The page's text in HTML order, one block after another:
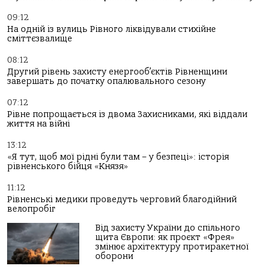
09:12
На одній із вулиць Рівного ліквідували стихійне
сміттєзвалище
08:12
Другий рівень захисту енергооб’єктів Рівненщини
завершать до початку опалювального сезону
07:12
Рівне попрощається із двома Захисниками, які віддали
життя на війні
13:12
«Я тут, щоб мої рідні були там – у безпеці»: історія
рівненського бійця «Князя»
11:12
Рівненські медики проведуть черговий благодійний
велопробіг
Від захисту України до спільного
щита Європи: як проєкт «Фрея»
змінює архітектуру протиракетної
оборони